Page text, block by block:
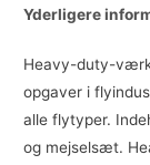
Yderligere
Heavy-duty-
opgaver i
alle flytyper.
og mejselsæt.